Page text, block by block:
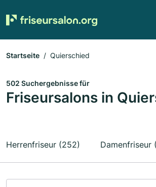
Startseite Quierschied
502 Suchergebnisse für
Friseursalons in
Herrenfriseur (252) Damenfriseur